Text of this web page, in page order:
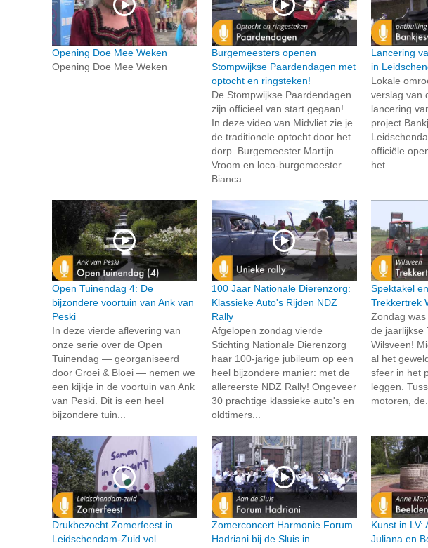
Opening Doe Mee Weken
Opening Doe Mee Weken
Burgemeesters openen
Stompwijkse Paardendagen met
optocht en ringsteken!
De Stompwijkse Paardendagen
zijn officieel van start gegaan!
In deze video van Midvliet zie je
de traditionele optocht door het
dorp. Burgemeester Martijn
Vroom en loco-burgemeester
Bianca...
Lancering
in
Lokale
verslag van
lancering
project
officiële
het...
Open Tuinendag 4: De
bijzondere voortuin van Ank van
Peski
In deze vierde aflevering van
onze serie over de Open
Tuinendag — georganiseerd
door Groei & Bloei — nemen we
een kijkje in de voortuin van Ank
van Peski. Dit is een heel
bijzondere tuin...
100 Jaar Nationale Dierenzorg:
Klassieke Auto's Rijden NDZ
Rally
Afgelopen zondag vierde
Stichting Nationale Dierenzorg
haar 100-jarige jubileum op een
heel bijzondere manier: met de
allereerste NDZ Rally! Ongeveer
30 prachtige klassieke auto's en
oldtimers...
Spektakel
Trekkertrek
Zondag
de jaarlijkse
Wilsveen!
al het
sfeer in het
leggen.
motoren,
Drukbezocht Zomerfeest in
Leidschendam-Zuid vol
Zomerconcert Harmonie Forum
Hadriani bij de Sluis in
Kunst in LV:
Juliana en